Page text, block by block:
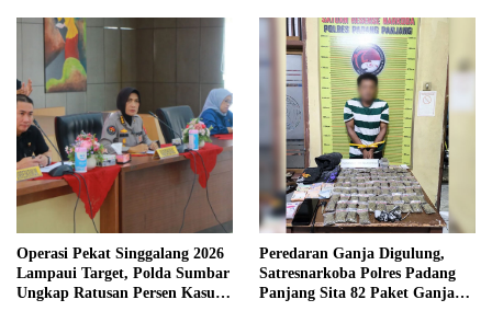
Operasi Pekat Singgalang 2026
Lampaui Target, Polda Sumbar
Ungkap Ratusan Persen Kasus
Peredaran Ganja Digulung,
Satresnarkoba Polres Padang
Panjang Sita 82 Paket Ganja